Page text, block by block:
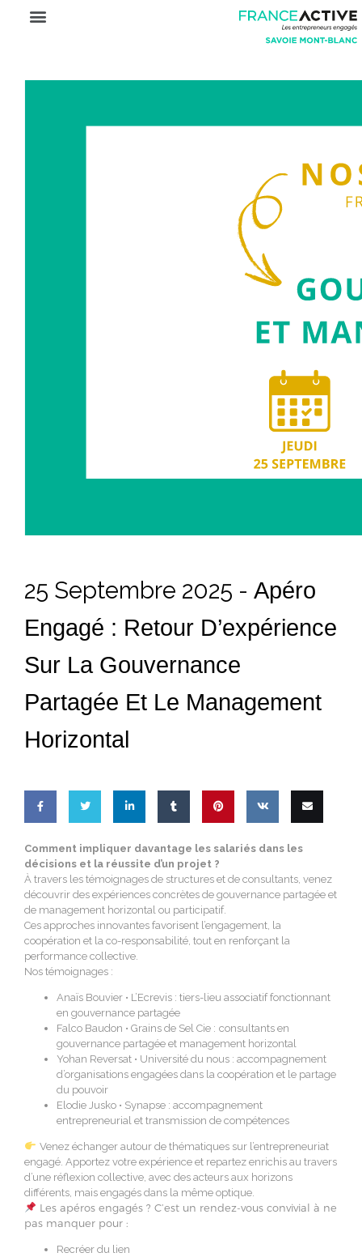
25 Septembre 2025 - Apéro
Engagé : Retour D’expérience
Sur La Gouvernance
Partagée Et Le Management
Horizontal
on
Facebook
on
Twitter
on
LinkedIn
on
Tumblr
this
Comment impliquer davantage les salariés dans les
décisions et la réussite d’un projet ?
À travers les témoignages de structures et de consultants, venez
découvrir des expériences concrètes de gouvernance partagée et
de management horizontal ou participatif.
Ces approches innovantes favorisent l’engagement, la
coopération et la co-responsabilité, tout en renforçant la
performance collective.
Nos témoignages :
Anaïs Bouvier • L’Ecrevis : tiers-lieu associatif fonctionnant
en gouvernance partagée
Falco Baudon • Grains de Sel Cie : consultants en
gouvernance partagée et management horizontal
Yohan Reversat • Université du nous : accompagnement
d’organisations engagées dans la coopération et le partage
du pouvoir
Elodie Jusko • Synapse : accompagnement
entrepreneurial et transmission de compétences
Venez échanger autour de thématiques sur l’entrepreneuriat
engagé. Apportez votre expérience et repartez enrichis au travers
d’une réflexion collective, avec des acteurs aux horizons
différents, mais engagés dans la même optique.
Les apéros engagés ? C’est un rendez-vous convivial à ne
pas manquer pour :
Recréer du lien